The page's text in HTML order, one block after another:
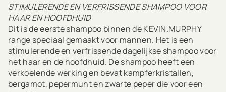
STIMULERENDE EN VERFRISSENDE SHAMPOO VOOR
HAAR EN HOOFDHUID
Dit is de eerste shampoo binnen de KEVIN.MURPHY
range speciaal gemaakt voor mannen. Het is een
stimulerende en verfrissende dagelijkse shampoo voor
het haar en de hoofdhuid. De shampoo heeft een
verkoelende werking en bevat kampferkristallen,
bergamot, pepermunt en zwarte peper die voor een